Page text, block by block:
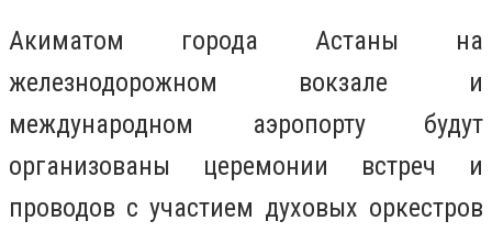
Акиматом города Астаны на
железнодорожном вокзале и
международном аэропорту будут
организованы церемонии встреч и
проводов с участием духовых оркестров